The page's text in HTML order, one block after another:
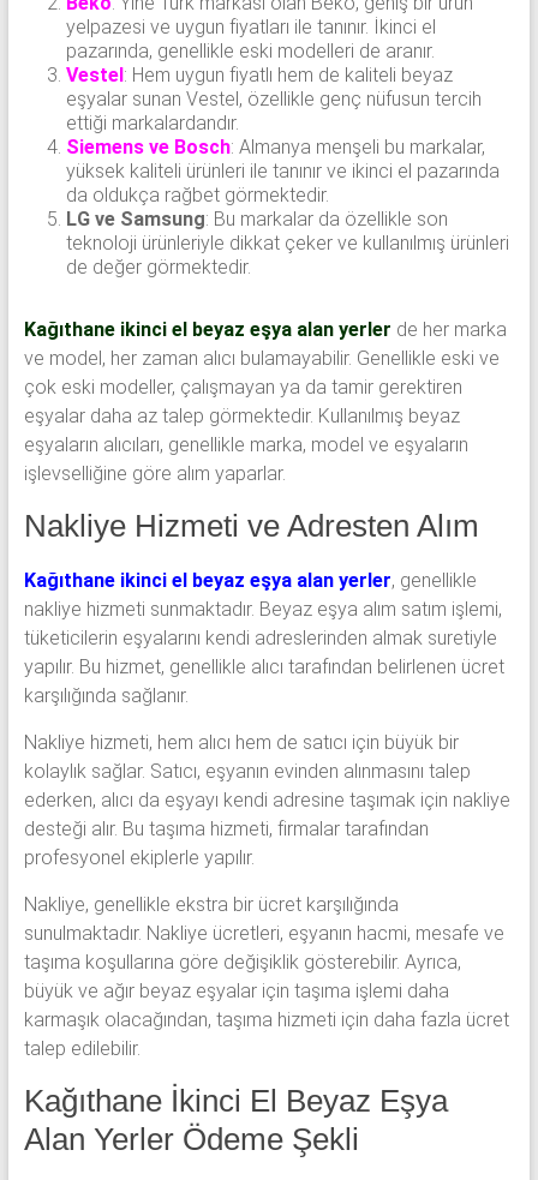
yelpazesi ve uygun fiyatları ile tanınır. İkinci el
pazarında, genellikle eski modelleri de aranır.
Vestel: Hem uygun fiyatlı hem de kaliteli beyaz
eşyalar sunan Vestel, özellikle genç nüfusun tercih
ettiği markalardandır.
Siemens ve Bosch: Almanya menşeli bu markalar,
yüksek kaliteli ürünleri ile tanınır ve ikinci el pazarında
da oldukça rağbet görmektedir.
LG ve Samsung: Bu markalar da özellikle son
teknoloji ürünleriyle dikkat çeker ve kullanılmış ürünleri
de değer görmektedir.
Kağıthane ikinci el beyaz eşya alan yerler de her marka
ve model, her zaman alıcı bulamayabilir. Genellikle eski ve
çok eski modeller, çalışmayan ya da tamir gerektiren
eşyalar daha az talep görmektedir. Kullanılmış beyaz
eşyaların alıcıları, genellikle marka, model ve eşyaların
işlevselliğine göre alım yaparlar.
Nakliye Hizmeti ve Adresten Alım
Kağıthane ikinci el beyaz eşya alan yerler, genellikle
nakliye hizmeti sunmaktadır. Beyaz eşya alım satım işlemi,
tüketicilerin eşyalarını kendi adreslerinden almak suretiyle
yapılır. Bu hizmet, genellikle alıcı tarafından belirlenen ücret
karşılığında sağlanır.
Nakliye hizmeti, hem alıcı hem de satıcı için büyük bir
kolaylık sağlar. Satıcı, eşyanın evinden alınmasını talep
ederken, alıcı da eşyayı kendi adresine taşımak için nakliye
desteği alır. Bu taşıma hizmeti, firmalar tarafından
profesyonel ekiplerle yapılır.
Nakliye, genellikle ekstra bir ücret karşılığında
sunulmaktadır. Nakliye ücretleri, eşyanın hacmi, mesafe ve
taşıma koşullarına göre değişiklik gösterebilir. Ayrıca,
büyük ve ağır beyaz eşyalar için taşıma işlemi daha
karmaşık olacağından, taşıma hizmeti için daha fazla ücret
talep edilebilir.
Kağıthane İkinci El Beyaz Eşya
Alan Yerler Ödeme Şekli